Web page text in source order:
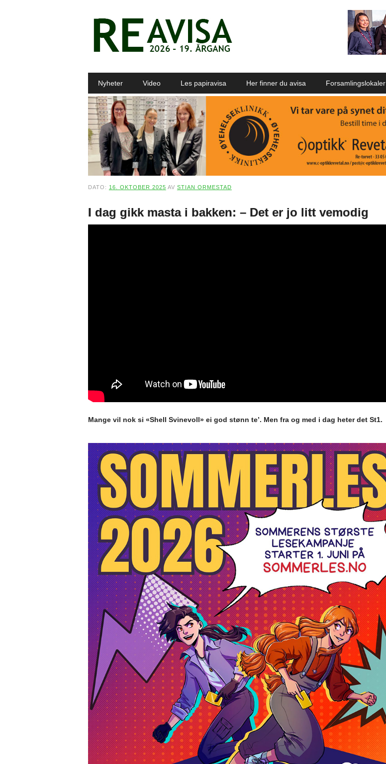
Main menu
Nyheter Video Les papiravisa Her finner du avisa Forsamlingslokaler
DATO: 16. OKTOBER 2025 AV STIAN ORMESTAD
I dag gikk masta i bakken: – Det er jo litt vemodig
Mange vil nok si «Shell Svinevoll» ei god stønn te’. Men fra og med i dag heter det St1.